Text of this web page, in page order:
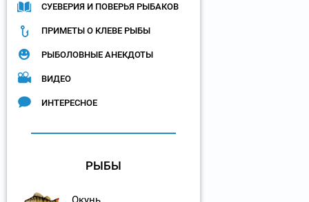
СУЕВЕРИЯ И ПОВЕРЬЯ РЫБАКОВ
ПРИМЕТЫ О КЛЕВЕ РЫБЫ
РЫБОЛОВНЫЕ АНЕКДОТЫ
ВИДЕО
ИНТЕРЕСНОЕ
РЫБЫ